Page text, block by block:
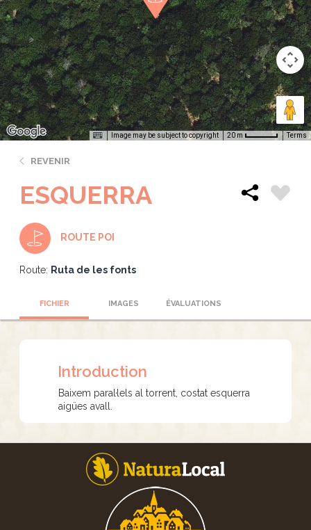
Image may be subject to copyright 20 m Terms
REVENIR
ESQUERRA
ROUTE POI
Route: Ruta de les fonts
FICHIER IMAGES ÉVALUATIONS
Introduction
Baixem paral·lels al torrent, costat esquerra
aigües avall.